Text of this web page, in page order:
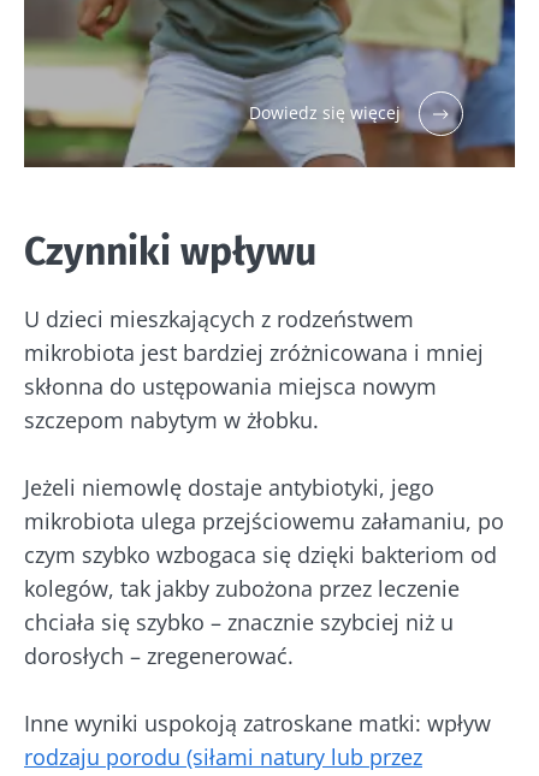
Dowiedz się więcej
Czynniki wpływu
U dzieci mieszkających z rodzeństwem
mikrobiota jest bardziej zróżnicowana i mniej
skłonna do ustępowania miejsca nowym
szczepom nabytym w żłobku.
Jeżeli niemowlę dostaje antybiotyki, jego
mikrobiota ulega przejściowemu załamaniu, po
czym szybko wzbogaca się dzięki bakteriom od
kolegów, tak jakby zubożona przez leczenie
chciała się szybko – znacznie szybciej niż u
dorosłych – zregenerować.
Inne wyniki uspokoją zatroskane matki: wpływ
rodzaju porodu (siłami natury lub przez
Dołącz do społeczności mikrobioty i raz w
Nie odchodź tak
Dołącz do społeczności mikrobioty i raz w
miesiącu odbieraj „The Essential”, aby być na
bieżąco z najnowszymi informacjami o
mikrobiocie